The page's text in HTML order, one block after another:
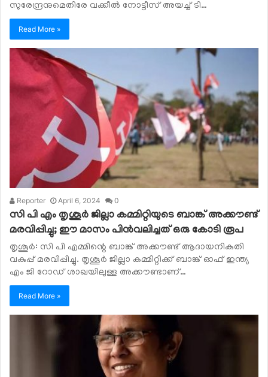
സുരേന്ദ്രനുമെതിരേ വക്കീല്‍ നോട്ടീസ് അയച്ച് ടി…
Read More »
Reporter April 6, 2024 0
സി പി എം തൃശൂര്‍ ജില്ലാ കമ്മിറ്റിയുടെ ബാങ്ക് അക്കൗണ്ട്
മരവിപ്പിച്ചു; ഈ മാസം പിന്‍വലിച്ചത് ഒരു കോടി രൂപ
തൃശൂര്‍: സി പി എമ്മിന്റെ ബാങ്ക് അക്കൗണ്ട് ആദായനികുതി
വകുപ്പ് മരവിപ്പിച്ചു. തൃശൂര്‍ ജില്ലാ കമ്മിറ്റിക്ക് ബാങ്ക് ഓഫ് ഇന്ത്യ
എം ജി റോഡ് ശാഖയിലുള്ള അക്കൗണ്ടാണ്…
Read More »